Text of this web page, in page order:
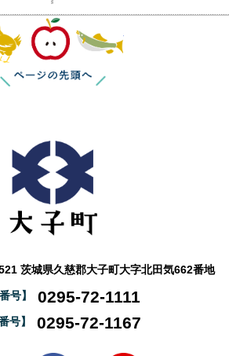
茨城県久慈郡大子町大字北田気662番地
号】 0295-72-1111
号】 0295-72-1167